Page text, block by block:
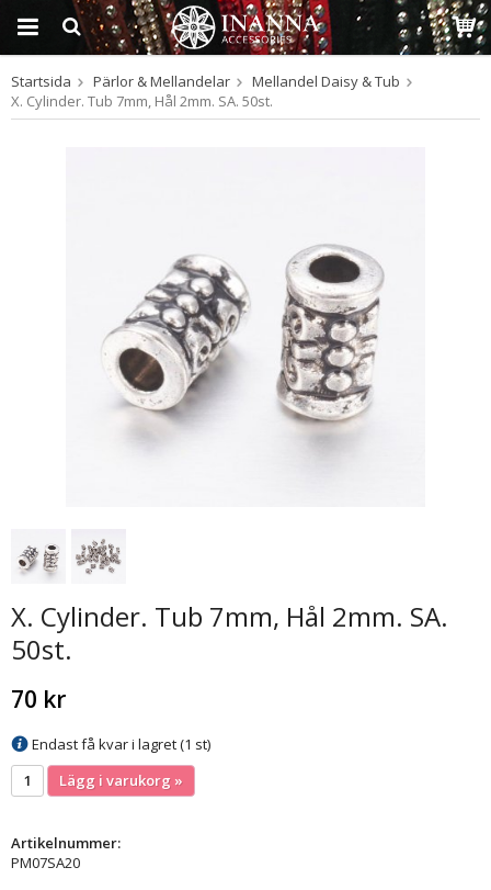
Produkten har blivit
tillagd i varukorgen
Startsida Pärlor & Mellandelar
Mellandel Daisy & Tub
X. Cylinder. Tub 7mm, Hål 2mm. SA. 50st.
X. Cylinder. Tub 7mm, Hål 2mm. SA.
50st.
70 kr
Endast få kvar i lagret (1 st)
Lägg i varukorg »
Artikelnummer:
PM07SA20